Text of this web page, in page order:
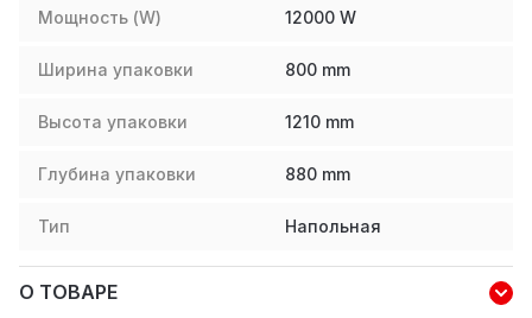
Мощность (W) 12000 W
Ширина упаковки 800 mm
Высота упаковки 1210 mm
Глубина упаковки 880 mm
Тип Напольная
О ТОВАРЕ